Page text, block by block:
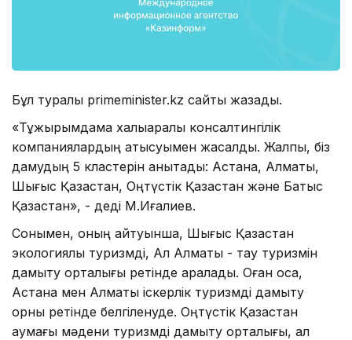
Бұл туралы primeminister.kz сайты жазады.
«Тұжырымдама халықаралық консалтингілік
компаниялардың қатысуымен жасалды. Жалпы, біз
дамудың 5 кластерін анықтадық: Астана, Алматы,
Шығыс Қазақстан, Оңтүстік Қазақстан және Батыс
Қазақстан», - деді М.Иғалиев.
Сонымен, оның айтуынша, Шығыс Қазақстан
экологиялық туризмді, Ал Алматы - тау туризмін
дамыту орталығы ретінде қаралады. Оған қоса,
Астана мен Алматы іскерлік туризмді дамыту
орны ретінде белгіленуде. Оңтүстік Қазақстан
аумағы мәдени туризмді дамыту орталығы, ал